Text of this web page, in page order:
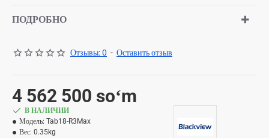
ПОДРОБНО
Отзывы: 0 - Оставить отзыв
4 562 500 soʻm
В НАЛИЧИИ
Модель: Tab18-R3Max
Вес: 0.35kg